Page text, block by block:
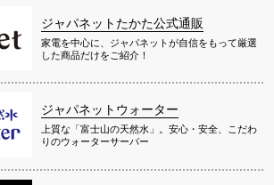
ジャパネットたかた公式通販
家電を中心に、ジャパネットが自信をもって厳選
した商品だけをご紹介！
ジャパネットウォーター
上質な「富士山の天然水」。安心・安全、こだわ
りのウォーターサーバー